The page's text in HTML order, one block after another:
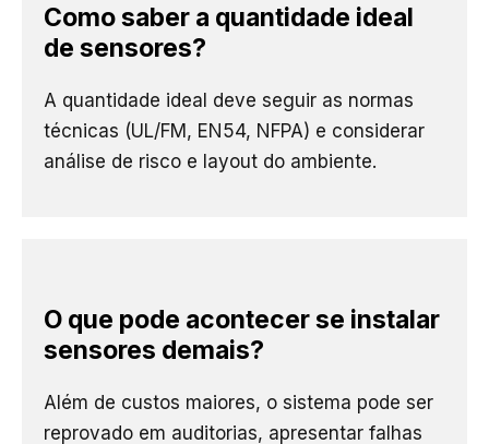
Como saber a quantidade ideal
de sensores?
A quantidade ideal deve seguir as normas
técnicas (UL/FM, EN54, NFPA) e considerar
análise de risco e layout do ambiente.
O que pode acontecer se instalar
sensores demais?
Além de custos maiores, o sistema pode ser
reprovado em auditorias, apresentar falhas